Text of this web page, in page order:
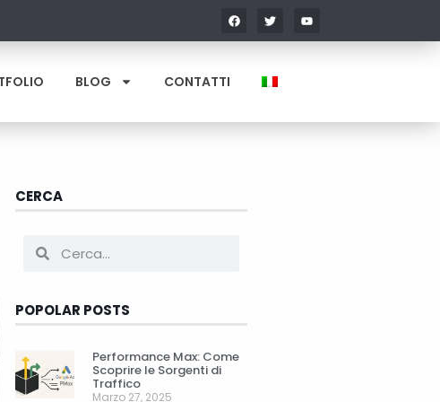
BLOG CONTATTI
CERCA
POPOLAR POSTS
Performance Max: Come
Scoprire le Sorgenti di
Traffico
Marzo 27, 2025